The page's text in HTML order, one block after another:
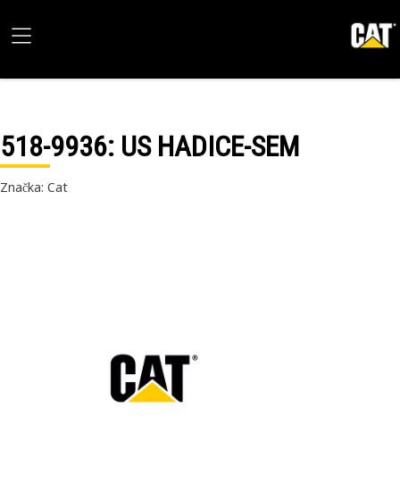
518-9936: US HADICE-SEM
Značka: Cat